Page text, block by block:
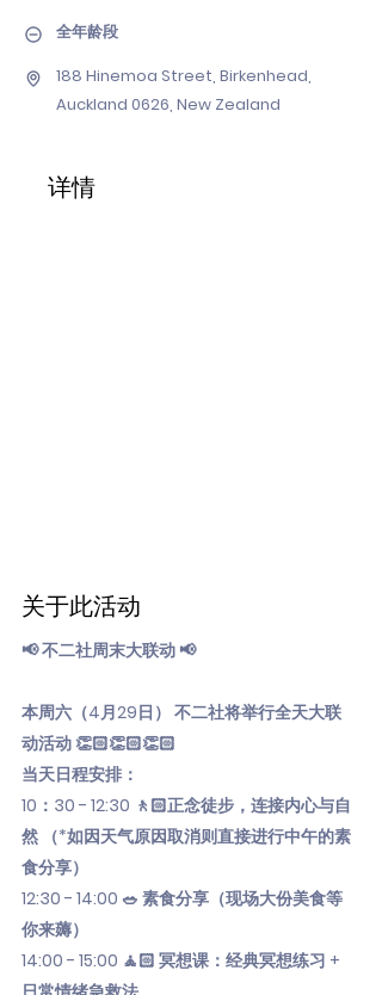
全年龄段
188 Hinemoa Street, Birkenhead,
Auckland 0626, New Zealand
详情
关于此活动
📢 不二社周末大联动 📢
本周六（4月29日） 不二社将举行全天大联
动活动 👏🏻👏🏻👏🏻
当天日程安排：
10：30 - 12:30 🚶🏻正念徒步，连接内心与自
然 （*如因天气原因取消则直接进行中午的素
食分享）
12:30 - 14:00 🥗 素食分享（现场大份美食等
你来薅）
14:00 - 15:00 🧘🏻 冥想课：经典冥想练习 +